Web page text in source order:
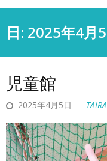
日: 2025年4月
児童館
2025年4月5日